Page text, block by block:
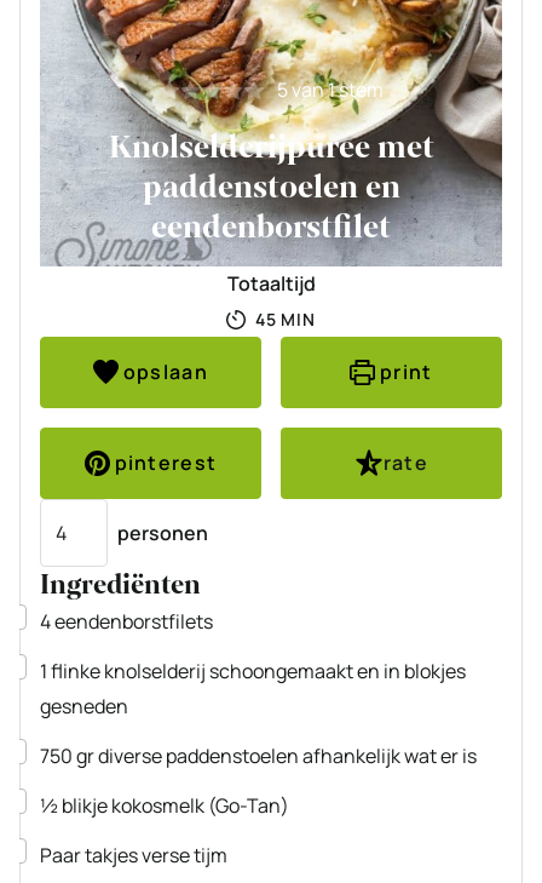
5van 1 stem
Knolselderijpuree met
paddenstoelen en
eendenborstfilet
Totaaltijd
45MINUTEN
MIN
opslaan print
pinterest
rate
personen
Ingrediënten
▢
4eendenborstfilets
▢
1flinke knolselderij schoongemaakt en in blokjes
gesneden
▢
750grdiverse paddenstoelenafhankelijk wat er is
▢
½blikjekokosmelk (Go-Tan)
▢
Paartakjes verse tijm